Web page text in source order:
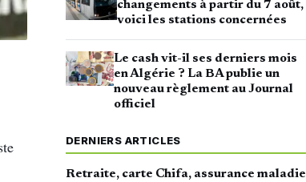
changements à partir du 7 août,
voici les stations concernées
Le cash vit-il ses derniers mois
en Algérie ? La BA publie un
nouveau règlement au Journal
officiel
DERNIERS ARTICLES
Retraite, carte Chifa, assurance maladie